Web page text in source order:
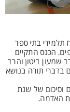
תלמידי בתי ספר
הכנס התקיים
ביטון והרב
בדברי תורה בנושא
וסיכום של שנת
האדמה.